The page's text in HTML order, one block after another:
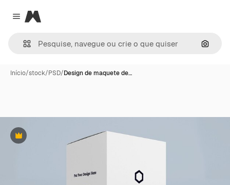
Close menu
Magnific
Início/stock/PSD/Design de maquete de…
Premium